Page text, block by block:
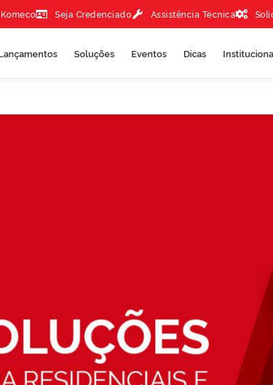
Seja Credenciado Assistência Técnica
Soluções Eventos Dicas